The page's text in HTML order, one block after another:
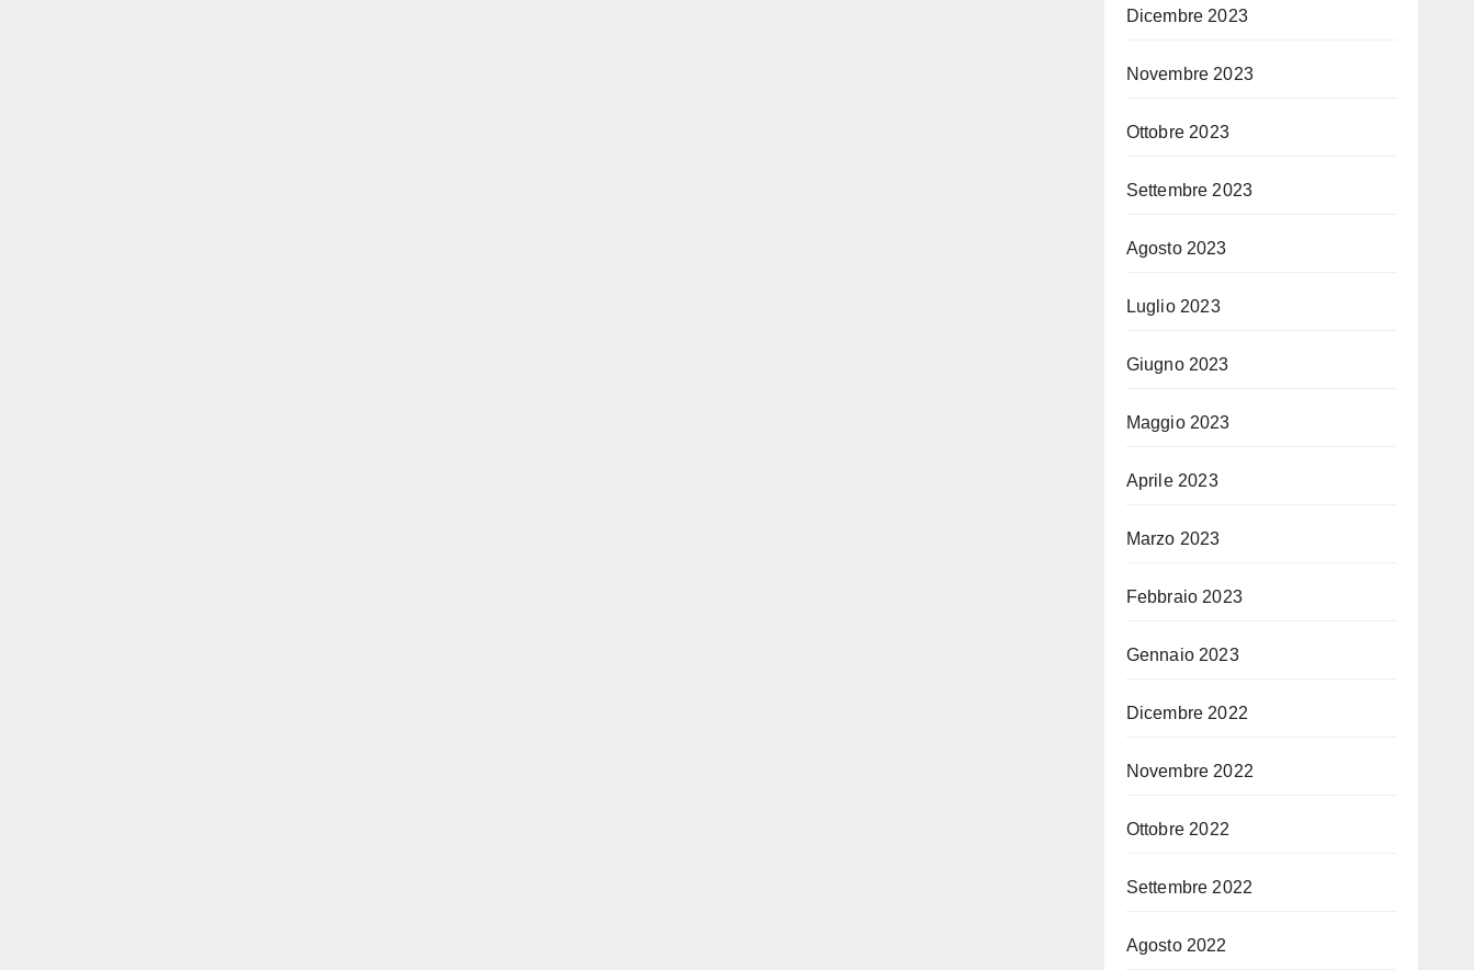
Dicembre 2023
Novembre 2023
Ottobre 2023
Settembre 2023
Agosto 2023
Luglio 2023
Giugno 2023
Maggio 2023
Aprile 2023
Marzo 2023
Febbraio 2023
Gennaio 2023
Dicembre 2022
Novembre 2022
Ottobre 2022
Settembre 2022
Agosto 2022